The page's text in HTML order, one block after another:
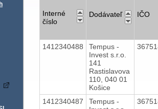
Interné
číslo
Dodávateľ IČO
1412340488
Tempus -
Invest s.r.o.
141
Rastislavova
110, 040 01
Košice
1412340487
Tempus -